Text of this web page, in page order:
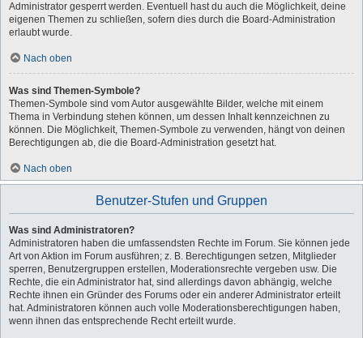
Administrator gesperrt werden. Eventuell hast du auch die Möglichkeit, deine
eigenen Themen zu schließen, sofern dies durch die Board-Administration
erlaubt wurde.
Nach oben
Was sind Themen-Symbole?
Themen-Symbole sind vom Autor ausgewählte Bilder, welche mit einem
Thema in Verbindung stehen können, um dessen Inhalt kennzeichnen zu
können. Die Möglichkeit, Themen-Symbole zu verwenden, hängt von deinen
Berechtigungen ab, die die Board-Administration gesetzt hat.
Nach oben
Benutzer-Stufen und Gruppen
Was sind Administratoren?
Administratoren haben die umfassendsten Rechte im Forum. Sie können jede
Art von Aktion im Forum ausführen; z. B. Berechtigungen setzen, Mitglieder
sperren, Benutzergruppen erstellen, Moderationsrechte vergeben usw. Die
Rechte, die ein Administrator hat, sind allerdings davon abhängig, welche
Rechte ihnen ein Gründer des Forums oder ein anderer Administrator erteilt
hat. Administratoren können auch volle Moderationsberechtigungen haben,
wenn ihnen das entsprechende Recht erteilt wurde.